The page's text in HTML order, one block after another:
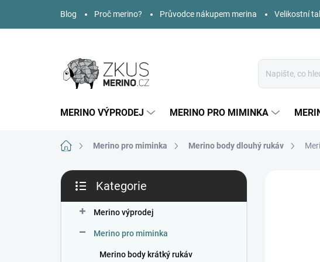
obsah
Blog Proč merino? Průvodce nákupem merina Velikostní
MERINO VÝPRODEJ MERINO PRO MIMINKA
Domů Merino pro miminka Merino body dlouhý rukáv
P
s
kategorie
Kategorie
Merino výprodej
Merino pro miminka
Merino body krátký rukáv